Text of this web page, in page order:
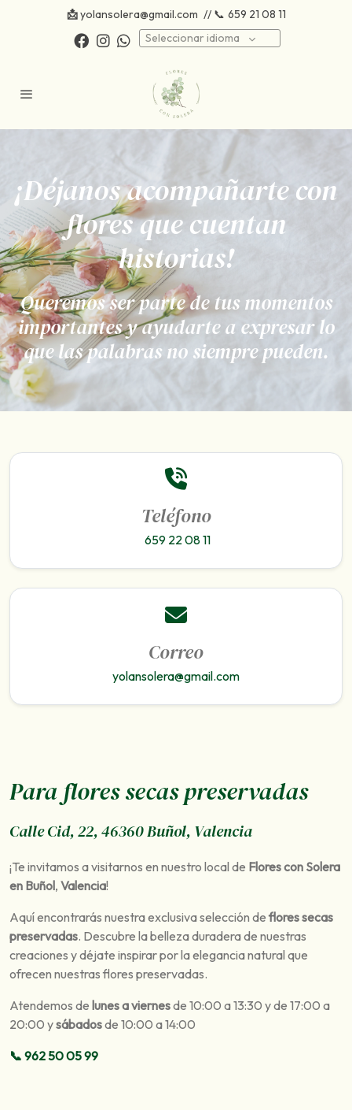
📩yolansolera@gmail.com // 📞 659 21 08 11
Seleccionar idioma
¡Déjanos acompañarte con
flores que cuentan
historias!
Queremos ser parte de tus momentos
importantes y ayudarte a expresar lo
que las palabras no siempre pueden.
Teléfono
659 22 08 11
Correo
yolansolera@gmail.com
Para flores secas preservadas
Calle Cid, 22, 46360 Buñol, Valencia
¡Te invitamos a visitarnos en nuestro local de Flores con Solera
en Buñol, Valencia!
Aquí encontrarás nuestra exclusiva selección deflores secas
preservadas. Descubre la belleza duradera de nuestras
creaciones y déjate inspirar por la elegancia natural que
ofrecen nuestras flores preservadas.
Atendemos de lunes a viernesde 10:00 a 13:30 y de 17:00 a
20:00 ysábadosde 10:00 a 14:00
📞 962 50 05 99